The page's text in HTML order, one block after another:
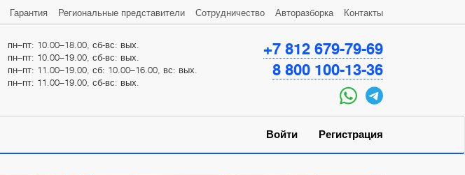
пн–пт: 10.00–18.00, сб-вс: вых.
пн–пт: 10.00–19.00, сб-вс: вых.
пн–пт: 11.00–19.00, сб: 10.00–16.00, вс: вых.
пн–пт: 11.00–19.00, сб-вс: вых.
+7 812 679-79-69
8 800 100-13-36
Гарантия Региональные представители Сотрудничество Авторазборка Контакты
Войти Регистрация